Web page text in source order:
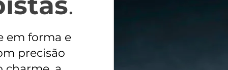
em forma e
precisão